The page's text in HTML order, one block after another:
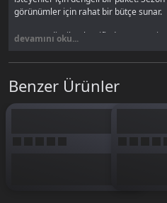
görünümler için rahat bir bütçe sunar.
1650 Credits ile Classified Ops Pass'i
elinde hazır bakiye olması, özel
paketlerle karşılaştırmak içinThe
hemen yükle, ajanını bir üst seviyeye
devamını oku...
Benzer Ürünler